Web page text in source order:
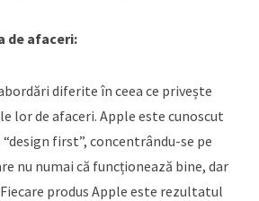
de afaceri:
diferite în ceea ce privește
lor de afaceri. Apple este cunoscut
first”, concentrându-se pe
nu numai că funcționează bine, dar
produs Apple este rezultatul